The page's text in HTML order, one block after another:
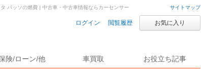
サイトマップ
ログイン 閲覧履歴 お気に入り
険/ローン/他 車買取 お役立ち記事
タ パッソの燃費 | 中古車・中古車情報ならカーセンサー